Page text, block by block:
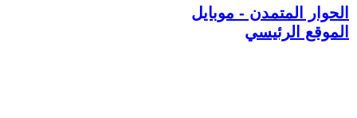
الحوار المتمدن - موبايل
الموقع الرئيسي